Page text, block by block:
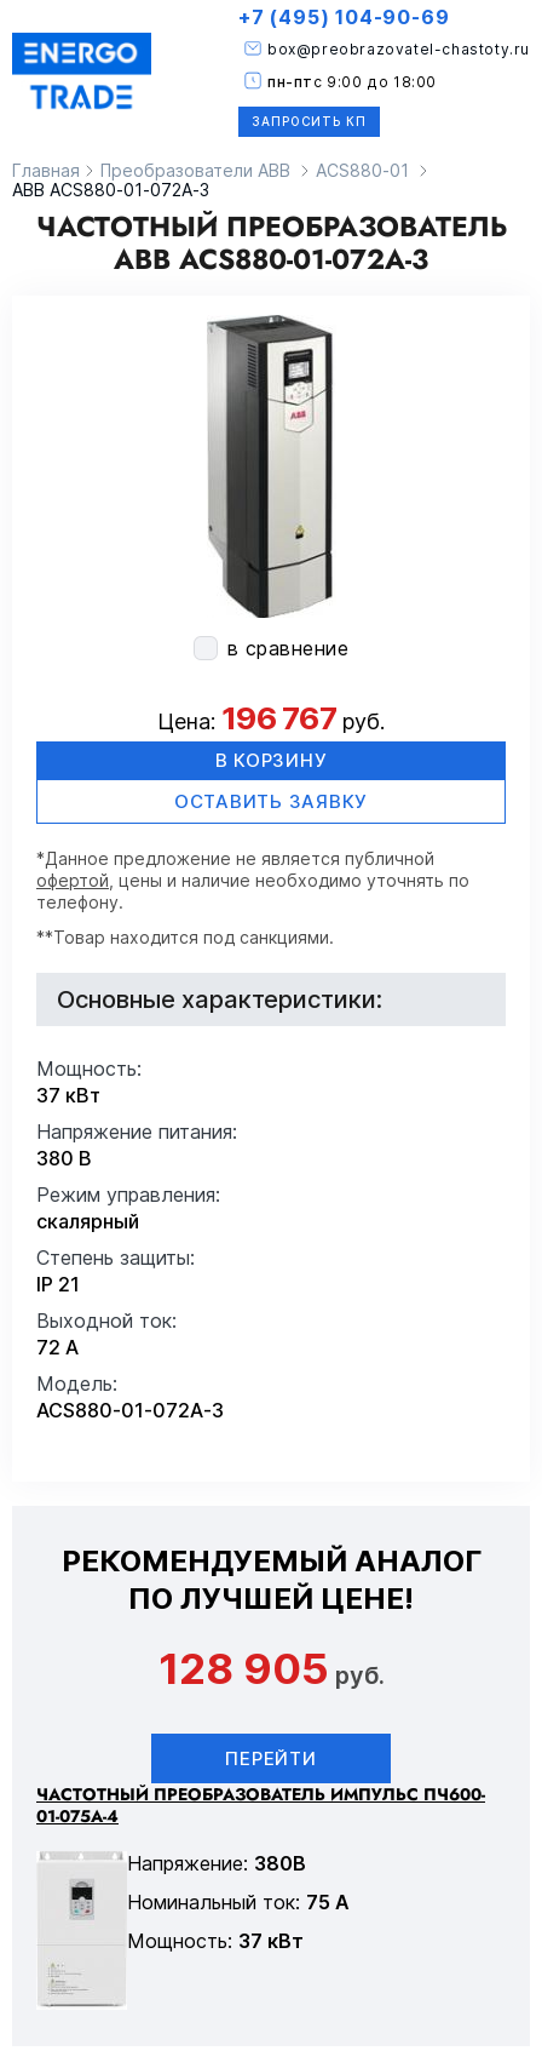
ЗАПРОСИТЬ КП
box@preobrazovatel-chastoty.ru
+7 (495) 104-90-69
пн-пт с 9:00 до 18:00
Главная Преобразователи ABB
ACS880-01
ABB ACS880-01-072A-3
ЧАСТОТНЫЙ ПРЕОБРАЗОВАТЕЛЬ
ABB ACS880-01-072A-3
в сравнение
Цена: 196 767руб.
В КОРЗИНУ
ОСТАВИТЬ ЗАЯВКУ
*Данное предложение не является публичной
офертой , цены и наличие необходимо уточнять по
телефону.
**Товар находится под санкциями.
Основные характеристики:
Мощность:
37 кВт
Напряжение питания:
380 В
Режим управления:
скалярный
Степень защиты:
IP 21
Выходной ток:
72 А
Модель:
ACS880-01-072A-3
РЕКОМЕНДУЕМЫЙ АНАЛОГ
ПО ЛУЧШЕЙ ЦЕНЕ!
128 905 руб.
ПЕРЕЙТИ
ЧАСТОТНЫЙ ПРЕОБРАЗОВАТЕЛЬ ИМПУЛЬС ПЧ600-
01-075А-4
Напряжение: 380В
Номинальный ток: 75 А
Мощность: 37 кВт